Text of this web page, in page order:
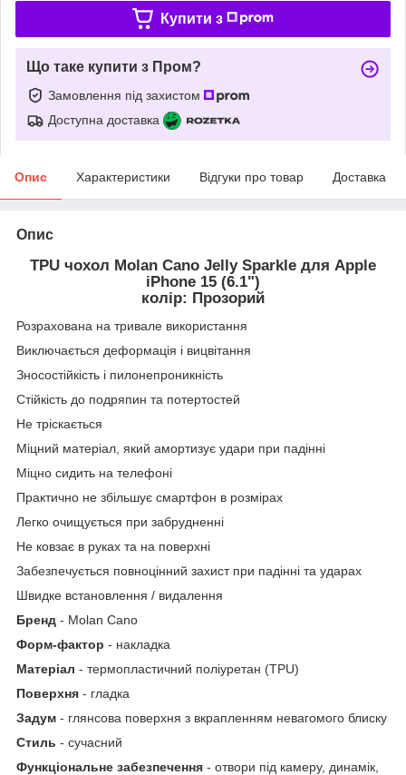
Купити з
Що таке купити з Пром?
Замовлення під захистом
Доступна доставка
Опис Характеристики Відгуки про товар Доставка
Опис
TPU чохол Molan Cano Jelly Sparkle для Apple
iPhone 15 (6.1")
колір: Прозорий
Розрахована на тривале використання
Виключається деформація і вицвітання
Зносостійкість і пилонепроникність
Стійкість до подряпин та потертостей
Не тріскається
Міцний матеріал, який амортизує удари при падінні
Міцно сидить на телефоні
Практично не збільшує смартфон в розмірах
Легко очищується при забрудненні
Не ковзає в руках та на поверхні
Забезпечується повноцінний захист при падінні та ударах
Швидке встановлення / видалення
Бренд - Molan Cano
Форм-фактор - накладка
Матеріал - термопластичний поліуретан (TPU)
Поверхня - гладка
Задум - глянсова поверхня з вкрапленням невагомого блиску
Стиль - сучасний
Функціональне забезпечення - отвори під камеру, динамік,